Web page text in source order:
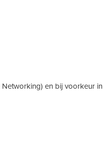
Networking) en bij voorkeur in